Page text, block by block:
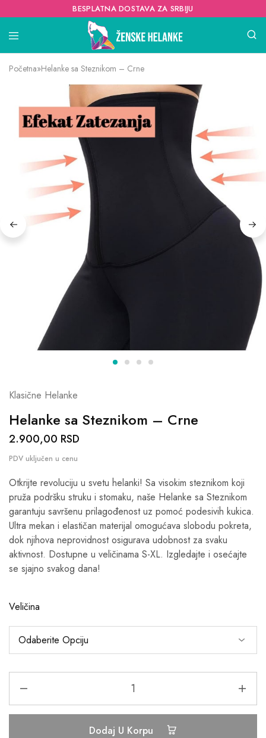
BESPLATNA DOSTAVA ZA SRBIJU
Početna»Helanke sa Steznikom – Crne
Klasične Helanke
Helanke sa Steznikom – Crne
2.900,00 RSD
Otkrijte revoluciju u svetu helanki! Sa visokim steznikom koji
pruža podršku struku i stomaku, naše Helanke sa Steznikom
garantuju savršenu prilagođenost uz pomoć podesivih kukica.
Ultra mekan i elastičan materijal omogućava slobodu pokreta,
dok njihova neprovidnost osigurava udobnost za svaku
aktivnost. Dostupne u veličinama S-XL. Izgledajte i osećajte
se sjajno svakog dana!
Veličina
Dodaj U Korpu